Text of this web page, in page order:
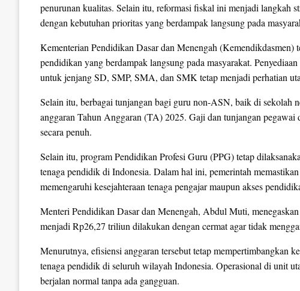
penurunan kualitas. Selain itu, reformasi fiskal ini menjadi langkah
dengan kebutuhan prioritas yang berdampak langsung pada
Kementerian Pendidikan Dasar dan Menengah (Kemendikdasmen)
pendidikan yang berdampak langsung pada masyarakat.
untuk jenjang SD, SMP, SMA, dan SMK tetap menjadi perhatian
Selain itu, berbagai tunjangan bagi guru non-ASN, baik di sekolah
anggaran Tahun Anggaran (TA) 2025. Gaji dan tunjangan
secara penuh.
Selain itu, program Pendidikan Profesi Guru (PPG) tetap
tenaga pendidik di Indonesia. Dalam hal ini, pemerintah
memengaruhi kesejahteraan tenaga pengajar maupun akses
Menteri Pendidikan Dasar dan Menengah, Abdul Muti,
menjadi Rp26,27 triliun dilakukan dengan cermat agar tidak
Menurutnya, efisiensi anggaran tersebut tetap mempertimbangkan
tenaga pendidik di seluruh wilayah Indonesia. Operasional di unit
berjalan normal tanpa ada gangguan.